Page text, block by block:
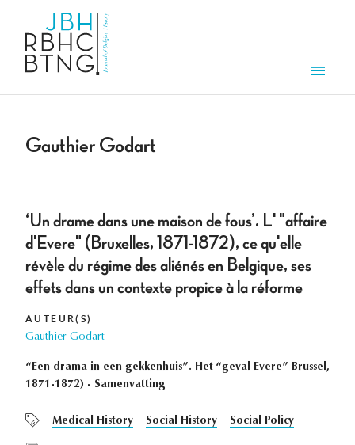
Gauthier Godart
‘Un drame dans une maison de fous’. L' "affaire
d'Evere" (Bruxelles, 1871-1872), ce qu'elle
révèle du régime des aliénés en Belgique, ses
effets dans un contexte propice à la réforme
AUTEUR(S)
Gauthier Godart
“Een drama in een gekkenhuis”. Het “geval Evere” Brussel,
1871-1872) - Samenvatting
Medical History Social History Social Policy